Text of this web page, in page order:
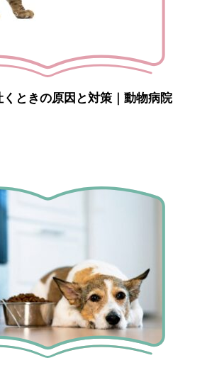
ときの原因と対策｜動物病院